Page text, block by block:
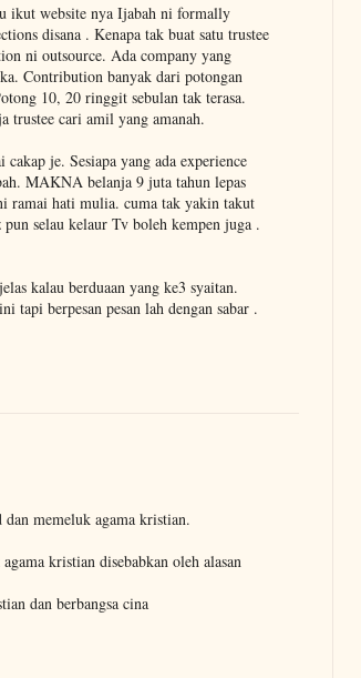
ikut website nya Ijabah ni formally
disana . Kenapa tak buat satu trustee
ni outsource. Ada company yang
Contribution banyak dari potongan
10, 20 ringgit sebulan tak terasa.
trustee cari amil yang amanah.
je. Sesiapa yang ada experience
MAKNA belanja 9 juta tahun lepas
ramai hati mulia. cuma tak yakin takut
selau kelaur Tv boleh kempen juga .
kalau berduaan yang ke3 syaitan.
tapi berpesan pesan lah dengan sabar .
memeluk agama kristian.
kristian disebabkan oleh alasan
dan berbangsa cina